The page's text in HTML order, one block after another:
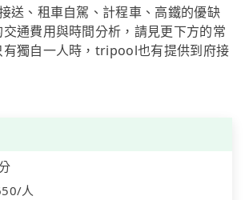
送、租車自駕、計程車、高鐵的優缺
通費用與時間分析，請見更下方的常
有獨自一人時，tripool也有提供到府接
人